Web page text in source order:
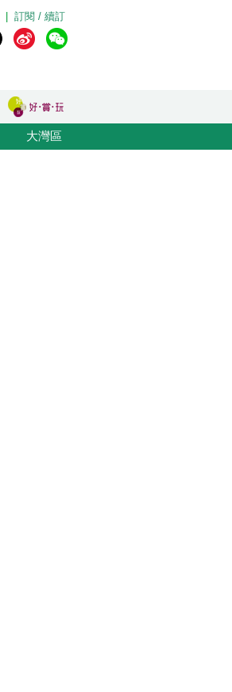
訂閱 / 續訂
大灣區